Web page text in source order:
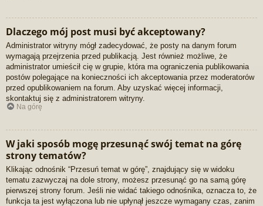
Dlaczego mój post musi być akceptowany?
Administrator witryny mógł zadecydować, że posty na danym forum
wymagają przejrzenia przed publikacją. Jest również możliwe, że
administrator umieścił cię w grupie, która ma ograniczenia publikowania
postów polegające na konieczności ich akceptowania przez moderatorów
przed opublikowaniem na forum. Aby uzyskać więcej informacji,
skontaktuj się z administratorem witryny.
Na górę
W jaki sposób mogę przesunąć swój temat na górę
strony tematów?
Klikając odnośnik “Przesuń temat w górę”, znajdujący się w widoku
tematu zazwyczaj na dole strony, możesz przesunąć go na samą górę
pierwszej strony forum. Jeśli nie widać takiego odnośnika, oznacza to, że
funkcja ta jest wyłączona lub nie upłynął jeszcze wymagany czas, zanim